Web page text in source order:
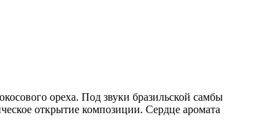
ореха. Под звуки бразильской самбы
открытие композиции. Сердце аромата